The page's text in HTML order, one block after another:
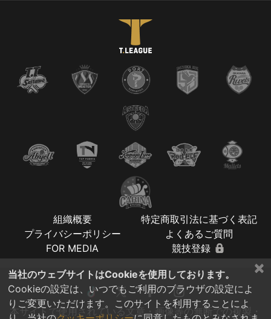
組織概要
特定商取引法に基づく表記
プライバシーポリシー
よくあるご質問
FOR MEDIA
競技登録
本サイトで使用されている文章・画像等の無断での複製・
×
当社のウェブサイトはCookieを使用しております。
Cookieの設定は、いつでもご利用のブラウザの設定によ
りご変更いただけます。このサイトを利用することによ